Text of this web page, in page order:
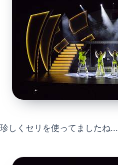
珍しくセリを使ってましたね...